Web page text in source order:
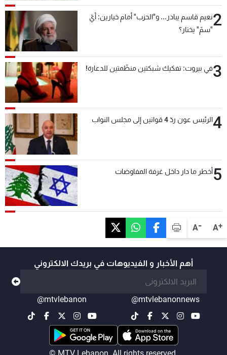
A+
A-
2نعيم قاسم يبادر... و"الحزب" أمام خيارين: أيّ
"سمّ" يختار؟
3في بيروت: تفكيك شبكتين منظّمتين للدعارة!
4الرئيس عون ردّ 4 قوانين إلى مجلس النواب
5أخطر ما دار داخل غرفة المفاوضات
أهم الأخبار و الفيديوهات في بريدك الالكتروني
@mtvlebanonnews
@mtvlebanon